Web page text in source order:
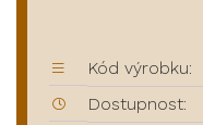
Kód výrobku:
Dostupnost: